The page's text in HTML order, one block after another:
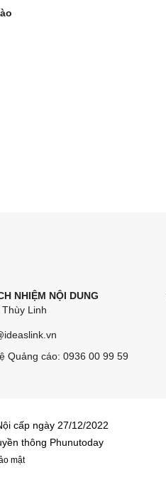
NHIỆM NỘI DUNG
Linh
Quảng cáo: 0936 00 99 59
cấp ngày 27/12/2022
thông Phunutoday
mật